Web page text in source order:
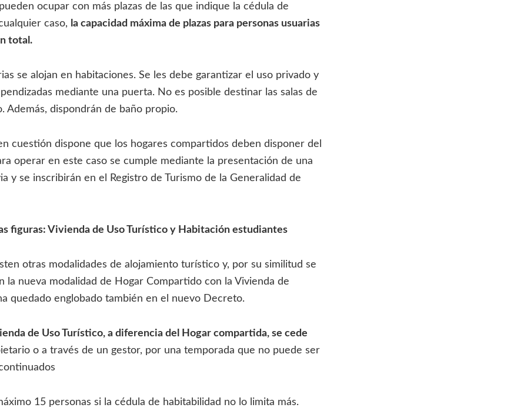
ocupar con más plazas de las que indique la cédula de
caso, la capacidad máxima de plazas para personas usuarias
total.
se alojan en habitaciones. Se les debe garantizar el uso privado y
mediante una puerta. No es posible destinar las salas de
Además, dispondrán de baño propio.
cuestión dispone que los hogares compartidos deben disponer del
operar en este caso se cumple mediante la presentación de una
y se inscribirán en el Registro de Turismo de la Generalidad de
figuras: Vivienda de Uso Turístico y Habitación estudiantes
otras modalidades de alojamiento turístico y, por su similitud se
la nueva modalidad de Hogar Compartido con la Vivienda de
quedado englobado también en el nuevo Decreto.
de Uso Turístico, a diferencia del Hogar compartida, se cede
o a través de un gestor, por una temporada que no puede ser
15 personas si la cédula de habitabilidad no lo limita más.